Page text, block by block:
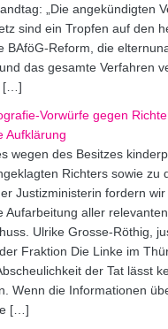
„Die angekündigten
sind ein Tropfen auf den
BAföG-Reform, die
das gesamte Verfahren
[…]
Vorwürfe gegen
Aufklärung
wegen des Besitzes
Richters sowie zu
Justizministerin fordern
Aufarbeitung aller
Ulrike Grosse-Röthig,
Fraktion Die Linke im
der Tat lässt
Wenn die Informationen
[…]